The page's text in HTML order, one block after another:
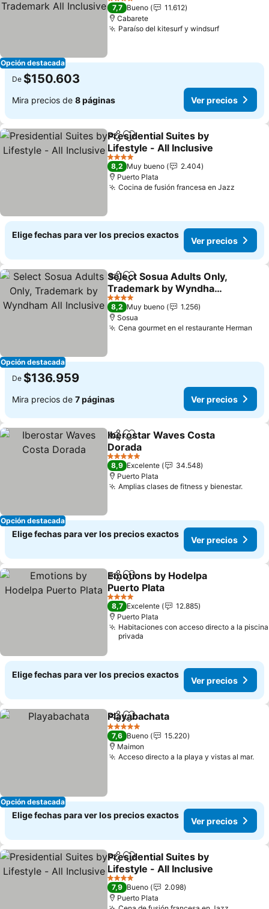
Opción destacada
4 Estrellas
7,7 Bueno
11.612
Cabarete
Paraíso del kitesurf y windsurf
De $150.603
Mira precios de 8 páginas Ver precios
CompartirAgregar a favoritos
Presidential Suites by
Lifestyle - All Inclusive
4 Estrellas
8,2 Muy bueno
2.404
Puerto Plata
Cocina de fusión francesa en Jazz
Elige fechas para ver los precios exactos
Ver precios
Opción destacada
CompartirAgregar a favoritos
Select Sosua Adults Only,
Trademark by Wyndham
All Inclusive
4 Estrellas
8,2 Muy bueno
1.256
Sosua
Cena gourmet en el restaurante Herman
De $136.959
Mira precios de 7 páginas Ver precios
Opción destacada
CompartirAgregar a favoritos
Iberostar Waves Costa
Dorada
5 Estrellas
8,9 Excelente
34.548
Puerto Plata
Amplias clases de fitness y bienestar.
Elige fechas para ver los precios exactos
Ver precios
CompartirAgregar a favoritos
Emotions by Hodelpa
Puerto Plata
4 Estrellas
8,7 Excelente
12.885
Puerto Plata
Habitaciones con acceso directo a la piscina
privada
Elige fechas para ver los precios exactos
Ver precios
Opción destacada
CompartirAgregar a favoritos
Playabachata
5 Estrellas
7,6 Bueno
15.220
Maimon
Acceso directo a la playa y vistas al mar.
Elige fechas para ver los precios exactos
Ver precios
CompartirAgregar a favoritos
Presidential Suites by
Lifestyle - All Inclusive
4 Estrellas
7,9 Bueno
2.098
Puerto Plata